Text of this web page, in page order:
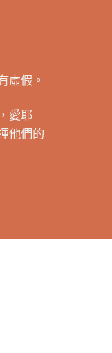
虛假。
愛耶
他們的